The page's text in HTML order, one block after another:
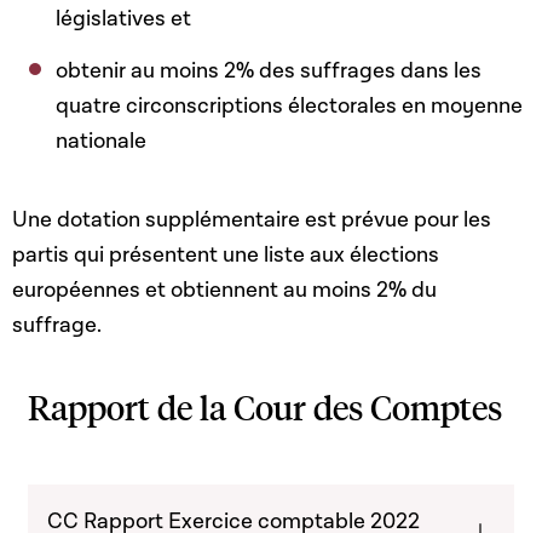
législatives et
obtenir au moins 2% des suffrages dans les
quatre circonscriptions électorales en moyenne
nationale
Une dotation supplémentaire est prévue pour les
partis qui présentent une liste aux élections
européennes et obtiennent au moins 2% du
suffrage.
Rapport de la Cour des Comptes
CC Rapport Exercice comptable 2022